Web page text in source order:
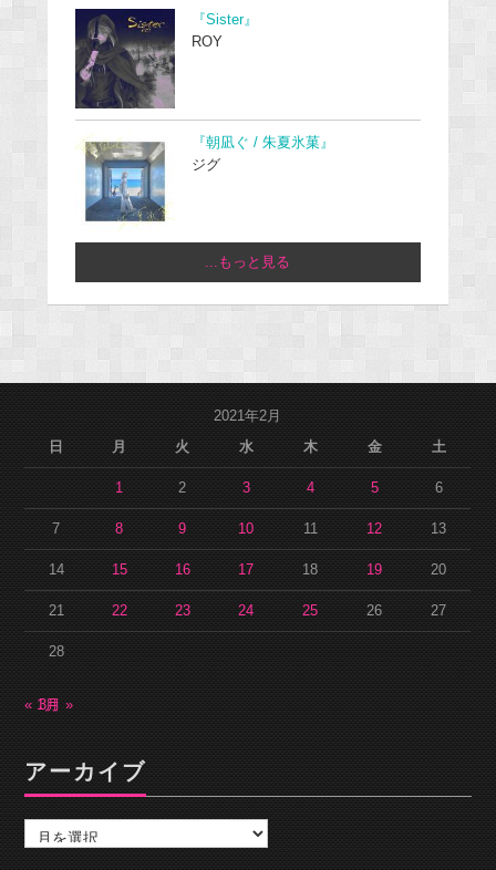
『Sister』
ROY
『朝凪ぐ / 朱夏氷菓』
ジグ
...もっと見る
2021年2月
日
月 火 水 木 金 土
1 2 3 4 5 6
7 8 9 10 11 12 13
14 15 16 17 18 19 20
21 22 23 24 25 26 27
28
« 1月3月 »
アーカイブ
カ